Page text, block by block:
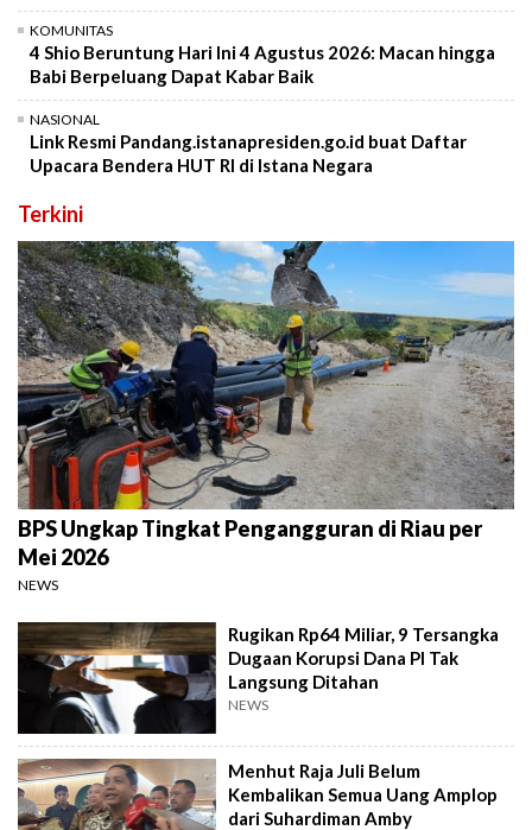
KOMUNITAS
4 Shio Beruntung Hari Ini 4 Agustus 2026: Macan hingga
Babi Berpeluang Dapat Kabar Baik
NASIONAL
Link Resmi Pandang.istanapresiden.go.id buat Daftar
Upacara Bendera HUT RI di Istana Negara
Terkini
BPS Ungkap Tingkat Pengangguran di Riau per
Mei 2026
NEWS
Rugikan Rp64 Miliar, 9 Tersangka
Dugaan Korupsi Dana PI Tak
Langsung Ditahan
NEWS
Menhut Raja Juli Belum
Kembalikan Semua Uang Amplop
dari Suhardiman Amby